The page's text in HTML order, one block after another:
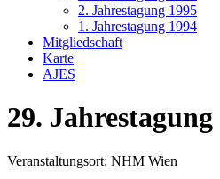
2. Jahrestagung 1995
1. Jahrestagung 1994
Mitgliedschaft
Karte
AJES
29. Jahrestagung
Veranstaltungsort: NHM Wien